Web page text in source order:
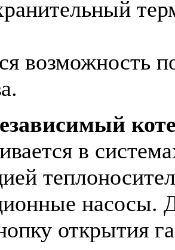
возможность
в
насосы.
открытия